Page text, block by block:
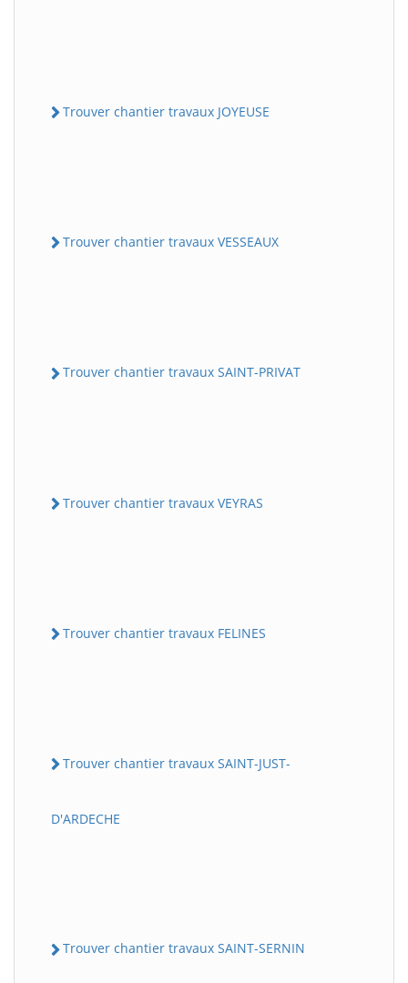
Trouver chantier travaux JOYEUSE
Trouver chantier travaux VESSEAUX
Trouver chantier travaux SAINT-PRIVAT
Trouver chantier travaux VEYRAS
Trouver chantier travaux FELINES
Trouver chantier travaux SAINT-JUST-
D'ARDECHE
Trouver chantier travaux SAINT-SERNIN